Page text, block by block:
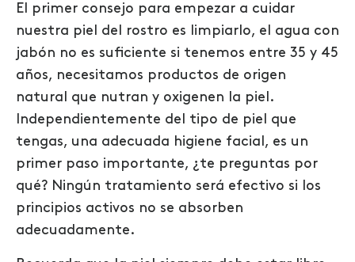
El primer consejo para empezar a cuidar
nuestra piel del rostro es limpiarlo, el agua con
jabón no es suficiente si tenemos entre 35 y 45
años, necesitamos productos de origen
natural que nutran y oxigenen la piel.
Independientemente del tipo de piel que
tengas, una adecuada higiene facial, es un
primer paso importante, ¿te preguntas por
qué? Ningún tratamiento será efectivo si los
principios activos no se absorben
adecuadamente.